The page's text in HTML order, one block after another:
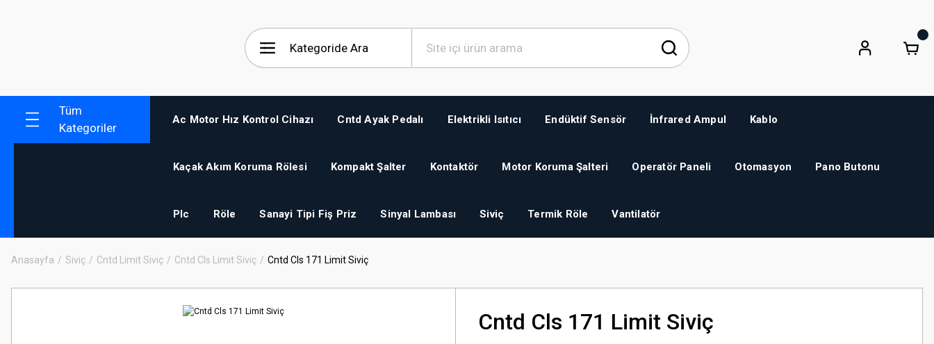
Tüm
Kategoriler
Ac Motor Hız Kontrol Cihazı Cntd Ayak Pedalı Elektrikli Isıtıcı Endüktif Sensör İnfrared Ampul Kablo
Kaçak Akım Koruma Rölesi Kompakt Şalter Kontaktör Motor Koruma Şalteri Operatör Paneli Otomasyon Pano Butonu
Plc Röle Sanayi Tipi Fiş Priz Sinyal Lambası Siviç Termik Röle Vantilatör
Anasayfa Siviç Cntd Limit Siviç Cntd Cls Limit Siviç Cntd Cls 171 Limit Siviç
Cntd Cls 171 Limit Siviç